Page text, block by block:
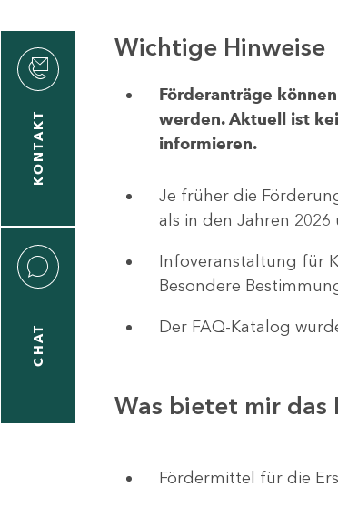
KONTAKT
CHAT
Wichtige Hinweise
Förderanträge
werden. Aktuell ist
informieren.
Je früher die
als in den Jahren 2026
Infoveranstaltung für
Besondere
Der FAQ-Katalog
Was bietet mir das
Fördermittel für die